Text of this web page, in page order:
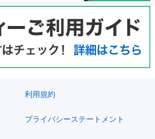
利用規約
プライバシーステートメント